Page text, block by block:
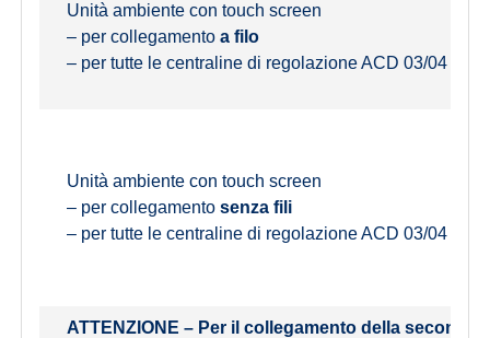
Unità ambiente con touch screen
– per collegamento a filo
– per tutte le centraline di regolazione ACD 03/04
Unità ambiente con touch screen
– per collegamento senza fili
– per tutte le centraline di regolazione ACD 03/04
ATTENZIONE – Per il collegamento della seconda